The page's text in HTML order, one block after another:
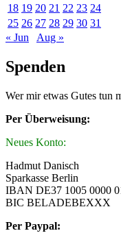
18 19 20 21 22 23 24
25 26 27 28 29 30 31
« Jun
Aug »
Spenden
Wer mir etwas Gutes tun
Per Überweisung:
Neues Konto:
Hadmut Danisch
Sparkasse Berlin
IBAN DE37 1005 0000
BIC BELADEBEXXX
Per Paypal: